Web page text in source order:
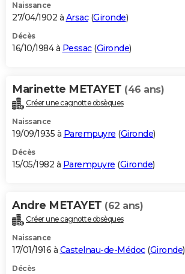
Naissance
27/04/1902 à Arsac(Gironde)
Décès
16/10/1984 à Pessac(Gironde)
Marinette METAYET (46 ans)
Créer une cagnotte obsèques
Naissance
19/09/1935 à Parempuyre (Gironde)
Décès
15/05/1982 à Parempuyre (Gironde)
Andre METAYET (62 ans)
Créer une cagnotte obsèques
Naissance
17/01/1916 à Castelnau-de-Médoc(Gironde)
Décès